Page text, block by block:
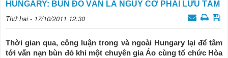
HUNGARY: BÙN ÐỎ VẪN LÀ NGUY CƠ PHẢI LƯU TÂM
Thứ hai - 17/10/2011 12:30
Thời gian qua, công luận trong và ngoài Hungary lại để tâm
tới vấn nạn bùn đỏ khi một chuyên gia Áo cùng tổ chức Hòa